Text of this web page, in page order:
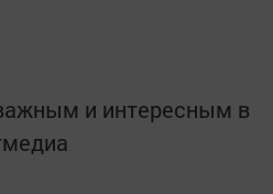
и интересным в